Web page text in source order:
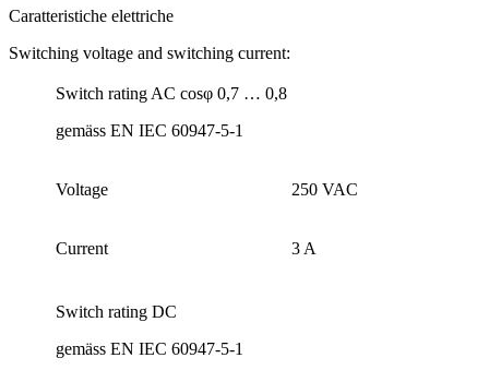
Caratteristiche elettriche
Switching voltage and switching current:
Switch rating AC cosφ 0,7 … 0,8
gemäss EN IEC 60947-5-1
Voltage 250 VAC
Current 3 A
Switch rating DC
gemäss EN IEC 60947-5-1